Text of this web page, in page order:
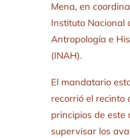
Mena, en
Instituto Nacional
Antropología e
(INAH).
El mandatario
recorrió el recinto
principios de este
supervisar los